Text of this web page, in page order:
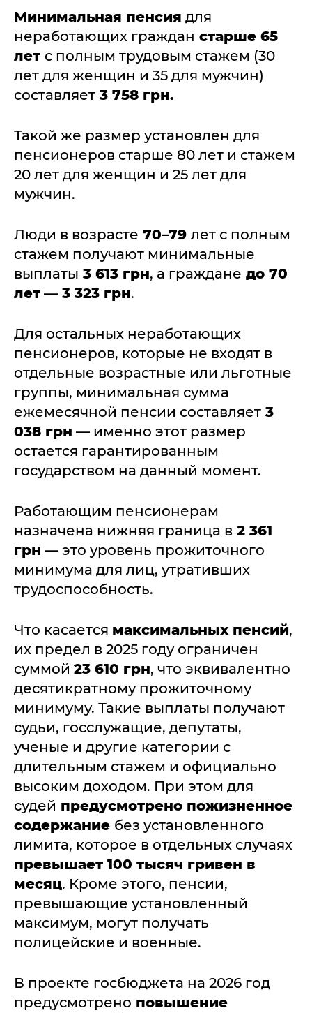
Минимальная пенсия для
неработающих граждан старше 65
лет с полным трудовым стажем (30
лет для женщин и 35 для мужчин)
составляет 3 758 грн.
Такой же размер установлен для
пенсионеров старше 80 лет и стажем
20 лет для женщин и 25 лет для
мужчин.
Люди в возрасте 70–79 лет с полным
стажем получают минимальные
выплаты 3 613 грн, а граждане до 70
лет — 3 323 грн.
Для остальных неработающих
пенсионеров, которые не входят в
отдельные возрастные или льготные
группы, минимальная сумма
ежемесячной пенсии составляет 3
038 грн — именно этот размер
остается гарантированным
государством на данный момент.
Работающим пенсионерам
назначена нижняя граница в 2 361
грн — это уровень прожиточного
минимума для лиц, утративших
трудоспособность.
Что касается максимальных пенсий,
их предел в 2025 году ограничен
суммой 23 610 грн, что эквивалентно
десятикратному прожиточному
минимуму. Такие выплаты получают
судьи, госслужащие, депутаты,
ученые и другие категории с
длительным стажем и официально
высоким доходом. При этом для
судей предусмотрено пожизненное
содержание без установленного
лимита, которое в отдельных случаях
превышает 100 тысяч гривен в
месяц. Кроме этого, пенсии,
превышающие установленный
максимум, могут получать
полицейские и военные.
В проекте госбюджета на 2026 год
предусмотрено повышение